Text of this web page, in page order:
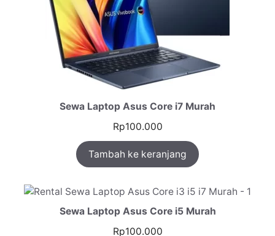
Sewa Laptop Asus Core i7 Murah
Rp100.000
Tambah ke keranjang
Sewa Laptop Asus Core i5 Murah
Rp100.000